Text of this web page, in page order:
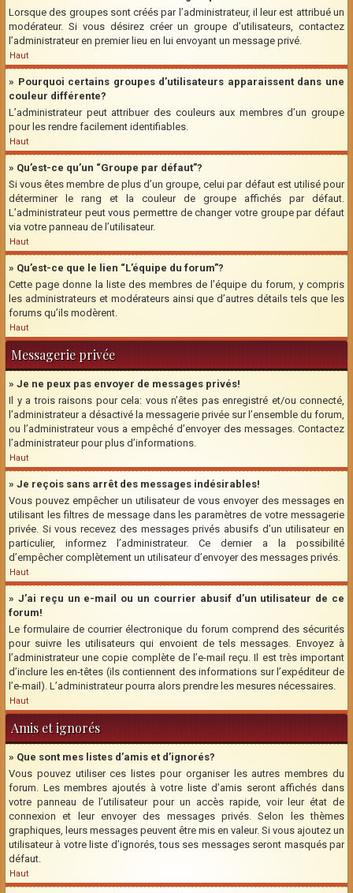
Lorsque des groupes sont créés par l’administrateur, il leur est attribué un
modérateur. Si vous désirez créer un groupe d’utilisateurs, contactez
l’administrateur en premier lieu en lui envoyant un message privé.
Haut
» Pourquoi certains groupes d’utilisateurs apparaissent dans une
couleur différente?
L’administrateur peut attribuer des couleurs aux membres d’un groupe
pour les rendre facilement identifiables.
Haut
» Qu’est-ce qu’un “Groupe par défaut”?
Si vous êtes membre de plus d’un groupe, celui par défaut est utilisé pour
déterminer le rang et la couleur de groupe affichés par défaut.
L’administrateur peut vous permettre de changer votre groupe par défaut
via votre panneau de l’utilisateur.
Haut
» Qu’est-ce que le lien “L’équipe du forum”?
Cette page donne la liste des membres de l’équipe du forum, y compris
les administrateurs et modérateurs ainsi que d’autres détails tels que les
forums qu’ils modèrent.
Haut
Messagerie privée
» Je ne peux pas envoyer de messages privés!
Il y a trois raisons pour cela: vous n’êtes pas enregistré et/ou connecté,
l’administrateur a désactivé la messagerie privée sur l’ensemble du forum,
ou l’administrateur vous a empêché d’envoyer des messages. Contactez
l’administrateur pour plus d’informations.
Haut
» Je reçois sans arrêt des messages indésirables!
Vous pouvez empêcher un utilisateur de vous envoyer des messages en
utilisant les filtres de message dans les paramètres de votre messagerie
privée. Si vous recevez des messages privés abusifs d’un utilisateur en
particulier, informez l’administrateur. Ce dernier a la possibilité
d’empêcher complètement un utilisateur d’envoyer des messages privés.
Haut
» J’ai reçu un e-mail ou un courrier abusif d’un utilisateur de ce
forum!
Le formulaire de courrier électronique du forum comprend des sécurités
pour suivre les utilisateurs qui envoient de tels messages. Envoyez à
l’administrateur une copie complète de l’e-mail reçu. Il est très important
d’inclure les en-têtes (ils contiennent des informations sur l’expéditeur de
l’e-mail). L’administrateur pourra alors prendre les mesures nécessaires.
Haut
Amis et ignorés
» Que sont mes listes d’amis et d’ignorés?
Vous pouvez utiliser ces listes pour organiser les autres membres du
forum. Les membres ajoutés à votre liste d’amis seront affichés dans
votre panneau de l’utilisateur pour un accès rapide, voir leur état de
connexion et leur envoyer des messages privés. Selon les thèmes
graphiques, leurs messages peuvent être mis en valeur. Si vous ajoutez un
utilisateur à votre liste d’ignorés, tous ses messages seront masqués par
défaut.
Haut